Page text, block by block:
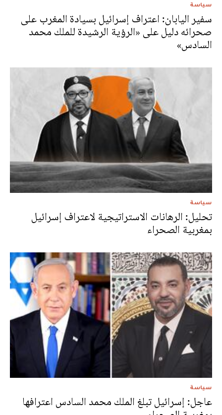
سياسة
سفير اليابان: اعتراف إسرائيل بسيادة المغرب على
صحرائه دليل على «الرؤية الرشيدة للملك محمد
السادس»
سياسة
تحليل: الرهانات الاستراتيجية لاعتراف إسرائيل
بمغربية الصحراء
سياسة
عاجل: إسرائيل تبلغ الملك محمد السادس اعترافها